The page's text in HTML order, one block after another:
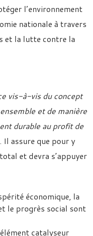
l’environnement
nationale à travers
et la lutte contre la
vis-à-vis du concept
et de manière
durable au profit de
assure que pour y
et devra s’appuyer
économique, la
le progrès social sont
catalyseur